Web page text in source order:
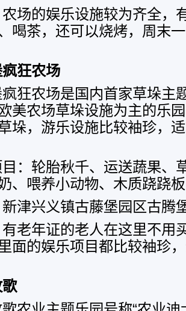
农场的娱乐设施较为齐全，
喝茶，还可以烧烤，周末
狂农场
狂农场是国内首家草垛主
美农场草垛设施为主的乐
垛，游乐设施比较袖珍，
：轮胎秋千、运送蔬果、
、喂养小动物、木质跷跷板
新津兴义镇古藤堡园区古腾
有老年证的老人在这里不用
面的娱乐项目都比较袖珍
歌